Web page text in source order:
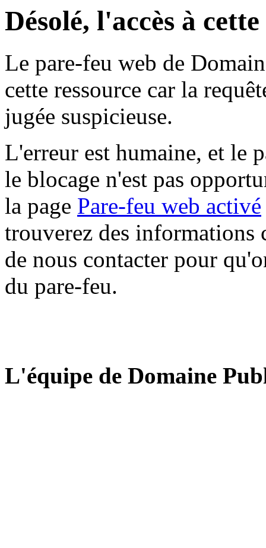
Désolé, l'accès à
Le pare-feu web de
cette ressource car la
jugée suspicieuse.
L'erreur est humaine, et le
le blocage n'est pas
la page Pare-feu web activé
trouverez des informations
de nous contacter pour
du pare-feu.
L'équipe de Domaine